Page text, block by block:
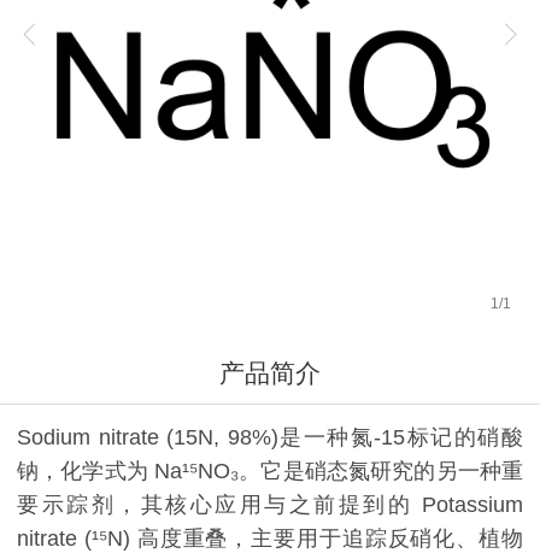
1 /1
产品简介
Sodium nitrate (15N, 98%)是一种氮-15标记的硝酸
钠，化学式为 Na¹⁵NO₃。它是硝态氮研究的另一种重
要示踪剂，其核心应用与之前提到的 Potassium
nitrate (¹⁵N)​ 高度重叠，主要用于追踪反硝化、植物